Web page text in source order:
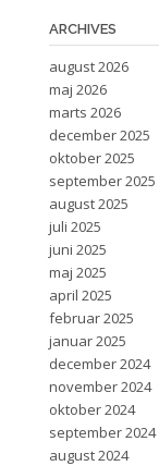
ARCHIVES
august 2026
maj 2026
marts 2026
december 2025
oktober 2025
september 2025
august 2025
juli 2025
juni 2025
maj 2025
april 2025
februar 2025
januar 2025
december 2024
november 2024
oktober 2024
september 2024
august 2024